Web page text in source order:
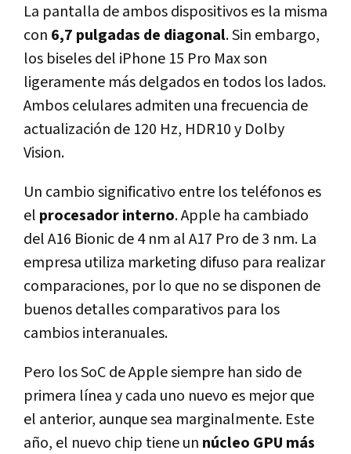
La pantalla de ambos dispositivos es la misma
con 6,7 pulgadas de diagonal. Sin embargo,
los biseles del iPhone 15 Pro Max son
ligeramente más delgados en todos los lados.
Ambos celulares admiten una frecuencia de
actualización de 120 Hz, HDR10 y Dolby
Vision.
Un cambio significativo entre los teléfonos es
el procesador interno. Apple ha cambiado
del A16 Bionic de 4 nm al A17 Pro de 3 nm. La
empresa utiliza marketing difuso para realizar
comparaciones, por lo que no se disponen de
buenos detalles comparativos para los
cambios interanuales.
Pero los SoC de Apple siempre han sido de
primera línea y cada uno nuevo es mejor que
el anterior, aunque sea marginalmente. Este
año, el nuevo chip tiene un núcleo GPU más